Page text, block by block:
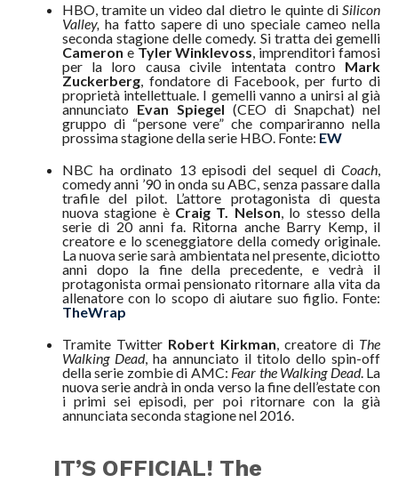
HBO, tramite un video dal dietro le quinte diSilicon
Valley,ha fatto sapere di uno speciale cameo nella
seconda stagione delle comedy. Si tratta dei gemelli
Cameron eTyler Winklevoss, imprenditori famosi
per la loro causa civile intentata contro Mark
Zuckerberg, fondatore di Facebook, per furto di
proprietà intellettuale. I gemelli vanno a unirsi al già
annunciato Evan Spiegel (CEO di Snapchat) nel
gruppo di “persone vere” che compariranno nella
prossima stagione della serie HBO. Fonte: EW
NBC ha ordinato 13 episodi del sequel diCoach,
comedy anni ’90 in onda su ABC, senza passare dalla
trafile del pilot. L’attore protagonista di questa
nuova stagione è Craig T. Nelson, lo stesso della
serie di 20 anni fa. Ritorna anche Barry Kemp, il
creatore e lo sceneggiatore della comedy originale.
La nuova serie sarà ambientata nel presente, diciotto
anni dopo la fine della precedente, e vedrà il
protagonista ormai pensionato ritornare alla vita da
allenatore con lo scopo di aiutare suo figlio. Fonte:
TheWrap
Tramite Twitter Robert Kirkman, creatore di The
Walking Dead, ha annunciato il titolo dello spin-off
della serie zombie di AMC: Fear the Walking Dead. La
nuova serie andrà in onda verso la fine dell’estate con
i primi sei episodi, per poi ritornare con la già
annunciata seconda stagione nel 2016.
IT’S OFFICIAL! The